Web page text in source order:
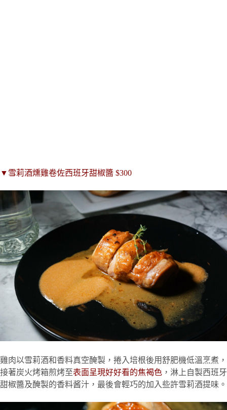
▼ 雪莉酒燻雞卷佐西班牙甜椒醬 $300
雞肉以雪莉酒和香料真空醃製，捲入培根後用舒肥機低溫烹煮，
接著炭火烤箱煎烤至表面呈現好好看的焦褐色 ，淋上自製西班牙
甜椒醬及醃製的香料酱汁，最後會輕巧的加入些許雪莉酒提味。